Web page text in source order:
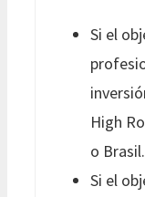
Si el
High
o Brasil.
Si el